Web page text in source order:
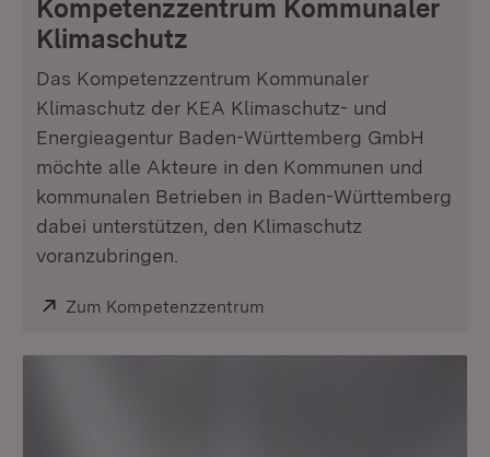
Kompetenzzentrum Kommunaler
Klimaschutz
Das Kompetenzzentrum Kommunaler
Klimaschutz der KEA Klimaschutz- und
Energieagentur Baden-Württemberg GmbH
möchte alle Akteure in den Kommunen und
kommunalen Betrieben in Baden-Württemberg
dabei unterstützen, den Klimaschutz
voranzubringen.
Extern:
Zum Kompetenzzentrum